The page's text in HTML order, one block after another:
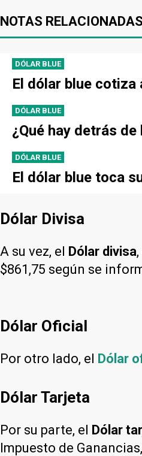
NOTAS RELACIONADAS
DÓLAR BLUE
El dólar blue cotiza
DÓLAR BLUE
¿Qué hay detrás
DÓLAR BLUE
El dólar blue toca
Dólar Divisa
A su vez, el Dólar divisa
$861,75 según se
Dólar Oficial
Por otro lado, el Dólar
Dólar Tarjeta
Por su parte, el Dólar
Impuesto de